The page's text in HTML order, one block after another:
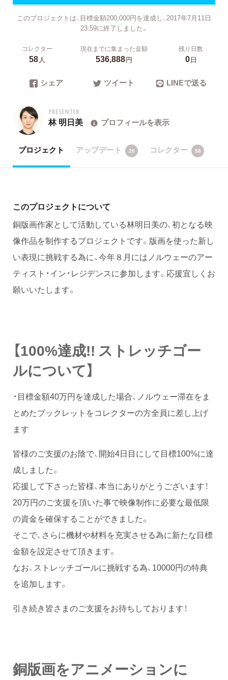
このプロジェクトは、目標金額200,000円を達成し、2017年7月11日
23:59に終了しました。
コレクター
58人
現在までに集まった金額
536,888円
残り日数
0日
シェア ツイート LINEで送る
PRESENTER
林 明日美 プロフィールを表示
プロジェクト アップデート 20 コレクター 58
このプロジェクトについて
銅版画作家として活動している林明日美の、初となる映
像作品を制作するプロジェクトです。版画を使った新し
い表現に挑戦する為に、今年８月にはノルウェーのアー
ティスト・イン・レジデンスに参加します。応援宜しくお
願いいたします。
【100%達成!! ストレッチゴー
ルについて】
・目標金額40万円を達成した場合、ノルウェー滞在をま
とめたブックレットをコレクターの方全員に差し上げ
ます
皆様のご支援のお陰で、開始4日目にして目標100%に達
成しました。
応援して下さった皆様、本当にありがとうございます！
20万円のご支援を頂いた事で映像制作に必要な最低限
の資金を確保することができました。
そこで、さらに機材や材料を充実させる為に新たな目標
金額を設定させて頂きます。
なお、ストレッチゴールに挑戦する為、10000円の特典
を追加します。
引き続き皆さまのご支援をお待ちしております！
銅版画をアニメーションに